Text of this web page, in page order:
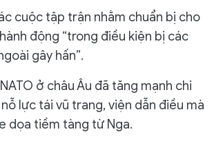
cuộc tập trận nhằm chuẩn bị cho
động “trong điều kiện bị các
gây hấn”.
ở châu Âu đã tăng mạnh chi
lực tái vũ trang, viện dẫn điều mà
dọa tiềm tàng từ Nga.